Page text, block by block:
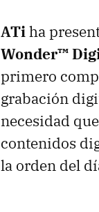
ATiha
Wonder™
primero
grabación
necesidad
contenidos
la orden del